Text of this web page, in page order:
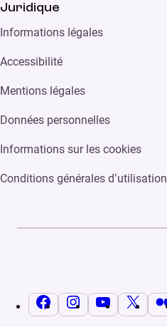
Juridique
Informations légales
Accessibilité
Mentions légales
Données personnelles
Informations sur les cookies
Conditions générales d’utilisation
FacebookInstagramYouTube